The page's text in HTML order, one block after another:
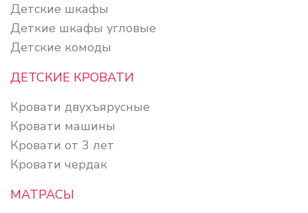
Детские шкафы
Деткие шкафы угловые
Детские комоды
ДЕТСКИЕ КРОВАТИ
Кровати двухъярусные
Кровати машины
Кровати от 3 лет
Кровати чердак
МАТРАСЫ